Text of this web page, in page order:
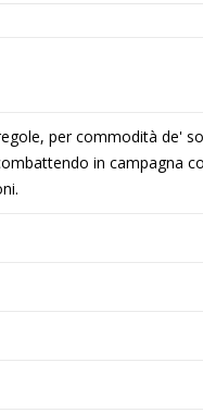
per commodità de'
in campagna